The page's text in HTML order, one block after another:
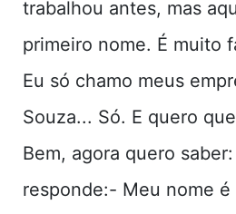
trabalhou antes, mas
primeiro nome. É muito
Eu só chamo meus
Souza... Só. E quero
Bem, agora quero
responde:- Meu nome